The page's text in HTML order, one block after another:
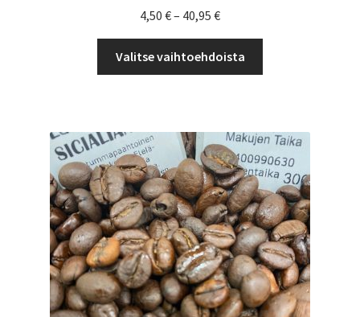
4,50 €– 40,95 €Hintaluokka:
4,50 €
-
40,95 €
Valitse vaihtoehdoista
muunnelma.
Voit
tehdä
valinnat
tuotteen
sivulla.